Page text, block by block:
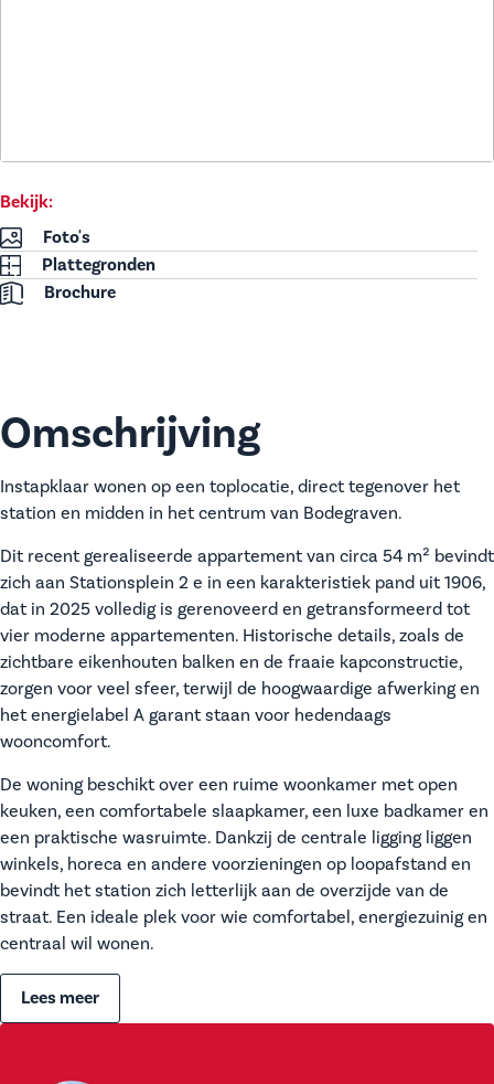
Bekijk:
Foto's
Plattegronden
Brochure
Omschrijving
Instapklaar wonen op een toplocatie, direct tegenover het
station en midden in het centrum van Bodegraven.
Dit recent gerealiseerde appartement van circa 54 m² bevindt
zich aan Stationsplein 2 e in een karakteristiek pand uit 1906,
dat in 2025 volledig is gerenoveerd en getransformeerd tot
vier moderne appartementen. Historische details, zoals de
zichtbare eikenhouten balken en de fraaie kapconstructie,
zorgen voor veel sfeer, terwijl de hoogwaardige afwerking en
het energielabel A garant staan voor hedendaags
wooncomfort.
De woning beschikt over een ruime woonkamer met open
keuken, een comfortabele slaapkamer, een luxe badkamer en
een praktische wasruimte. Dankzij de centrale ligging liggen
winkels, horeca en andere voorzieningen op loopafstand en
bevindt het station zich letterlijk aan de overzijde van de
straat. Een ideale plek voor wie comfortabel, energiezuinig en
centraal wil wonen.
Lees meer